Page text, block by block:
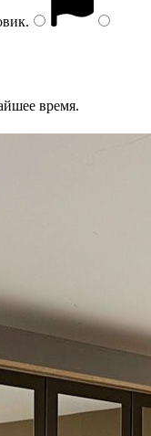
.
время.